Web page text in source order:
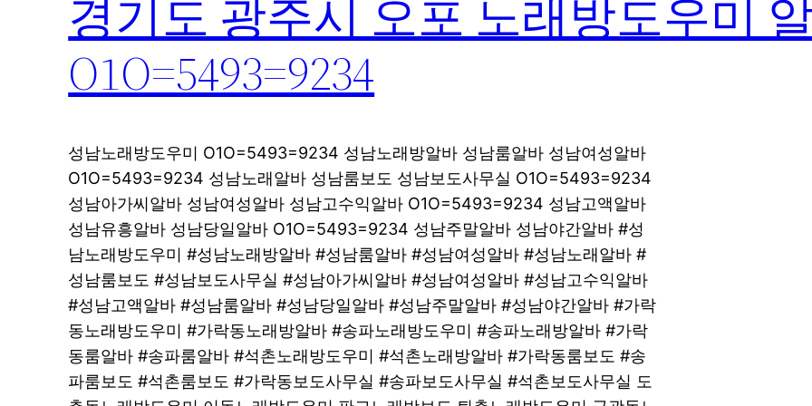
경기도 광주시 오포 노래방도우미
O1O=5493=9234
성남노래방도우미 O1O=5493=9234 성남노래방알바 성남룸알바 성남여성알바
O1O=5493=9234 성남노래알바 성남룸보도 성남보도사무실 O1O=5493=9234
성남아가씨알바 성남여성알바 성남고수익알바 O1O=5493=9234 성남고액알바
성남유흥알바 성남당일알바 O1O=5493=9234 성남주말알바 성남야간알바 #성
남노래방도우미 #성남노래방알바 #성남룸알바 #성남여성알바 #성남노래알바 #
성남룸보도 #성남보도사무실 #성남아가씨알바 #성남여성알바 #성남고수익알바
#성남고액알바 #성남룸알바 #성남당일알바 #성남주말알바 #성남야간알바 #가락
동노래방도우미 #가락동노래방알바 #송파노래방도우미 #송파노래방알바 #가락
동룸알바 #송파룸알바 #석촌노래방도우미 #석촌노래방알바 #가락동룸보도 #송
파룸보도 #석촌룸보도 #가락동보도사무실 #송파보도사무실 #석촌보도사무실 도